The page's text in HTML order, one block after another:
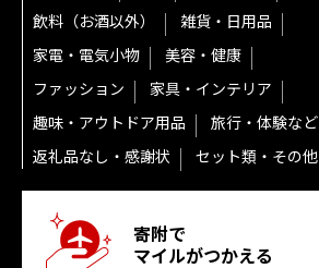
飲料（お酒以外）
雑貨・日用品
家電・電気小物
美容・健康
ファッション
家具・インテリア
趣味・アウトドア用品
旅行・体験など
返礼品なし・感謝状
セット類・その他
寄附で
マイルがつかえる